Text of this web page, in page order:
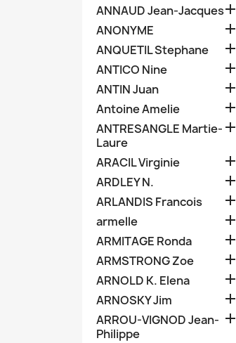
ANNAUD Jean-Jacques
ANONYME 
ANQUETIL Stephane 
ANTICO Nine 
ANTIN Juan 
Antoine Amelie 
ANTRESANGLE Martie-
Laure

ARACIL Virginie 
ARDLEY N. 
ARLANDIS Francois 
armelle 
ARMITAGE Ronda 
ARMSTRONG Zoe 
ARNOLD K. Elena 
ARNOSKY Jim 
ARROU-VIGNOD Jean-
Philippe
